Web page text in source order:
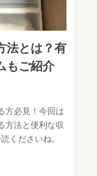
法とは？有
もご紹介
方必見！今回は
方法と便利な収
くださいね。